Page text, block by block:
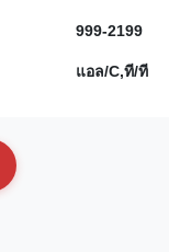
999-2199
แอล/C,ที/ที